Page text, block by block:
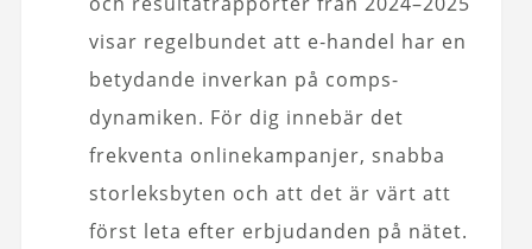
visar regelbundet att e‑handel har en
betydande inverkan på comps-
dynamiken. För dig innebär det
frekventa onlinekampanjer, snabba
storleksbyten och att det är värt att
först leta efter erbjudanden på nätet.